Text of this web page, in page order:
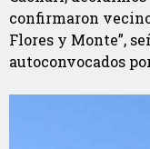
confirmaron
Flores y Monte”,
autoconvocados